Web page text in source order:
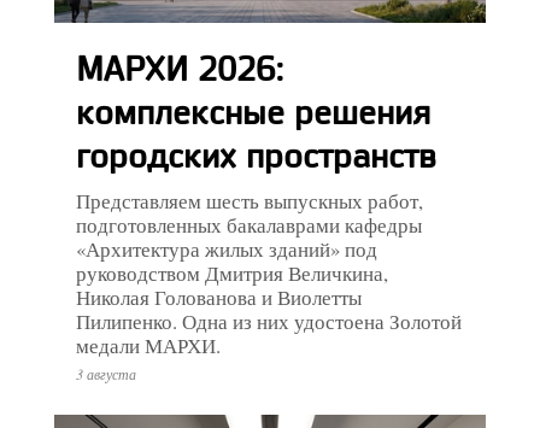
МАРХИ 2026:
комплексные решения
городских пространств
Представляем шесть выпускных работ,
подготовленных бакалаврами кафедры
«Архитектура жилых зданий» под
руководством Дмитрия Величкина,
Николая Голованова и Виолетты
Пилипенко. Одна из них удостоена Золотой
медали МАРХИ.
3 августа